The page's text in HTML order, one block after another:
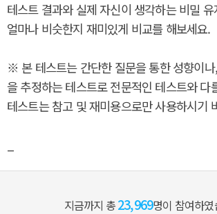
테스트 결과와 실제 자신이 생각하는 비밀
얼마나 비슷한지 재미있게 비교를 해보세요.
※ 본 테스트는 간단한 질문을 통한 성향이
을 추정하는 테스트로 전문적인 테스트와 다
테스트는 참고 및 재미용으로만 사용하시기
지금까지 총23,969명이 참여하